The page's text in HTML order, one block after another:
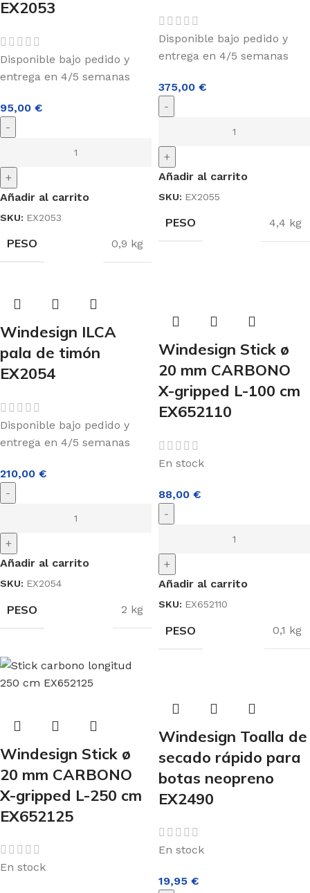
EX2053
Disponible bajo pedido y
entrega en 4/5 semanas
95,00 €
-
+
Añadir al carrito
SKU: EX2053
PESO 0,9 kg
Disponible bajo pedido y
entrega en 4/5 semanas
375,00 €
-
+
Añadir al carrito
SKU: EX2055
PESO 4,4 kg
Windesign ILCA
pala de timón
EX2054
Disponible bajo pedido y
entrega en 4/5 semanas
210,00 €
-
+
Añadir al carrito
SKU: EX2054
PESO 2 kg
Windesign Stick ø
20 mm CARBONO
X-gripped L-100 cm
EX652110
En stock
88,00 €
-
+
Añadir al carrito
SKU: EX652110
PESO 0,1 kg
Windesign Stick ø
20 mm CARBONO
X-gripped L-250 cm
EX652125
En stock
Windesign Toalla de
secado rápido para
botas neopreno
EX2490
En stock
19,95 €